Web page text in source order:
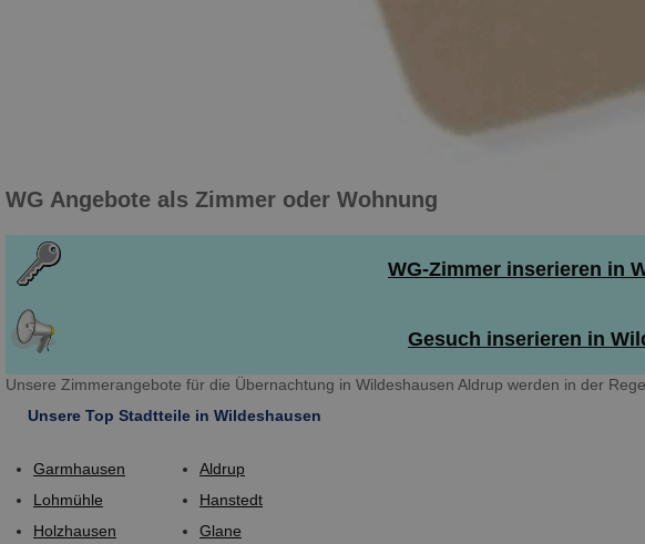
WG Angebote als Zimmer oder Wohnung
WG-Zimmer inserieren in
Gesuch inserieren in
Unsere Zimmerangebote für die Übernachtung in Wildeshausen Aldrup werden in der
Unsere Top Stadtteile in Wildeshausen
Garmhausen
Lohmühle
Holzhausen
Aldrup
Hanstedt
Glane